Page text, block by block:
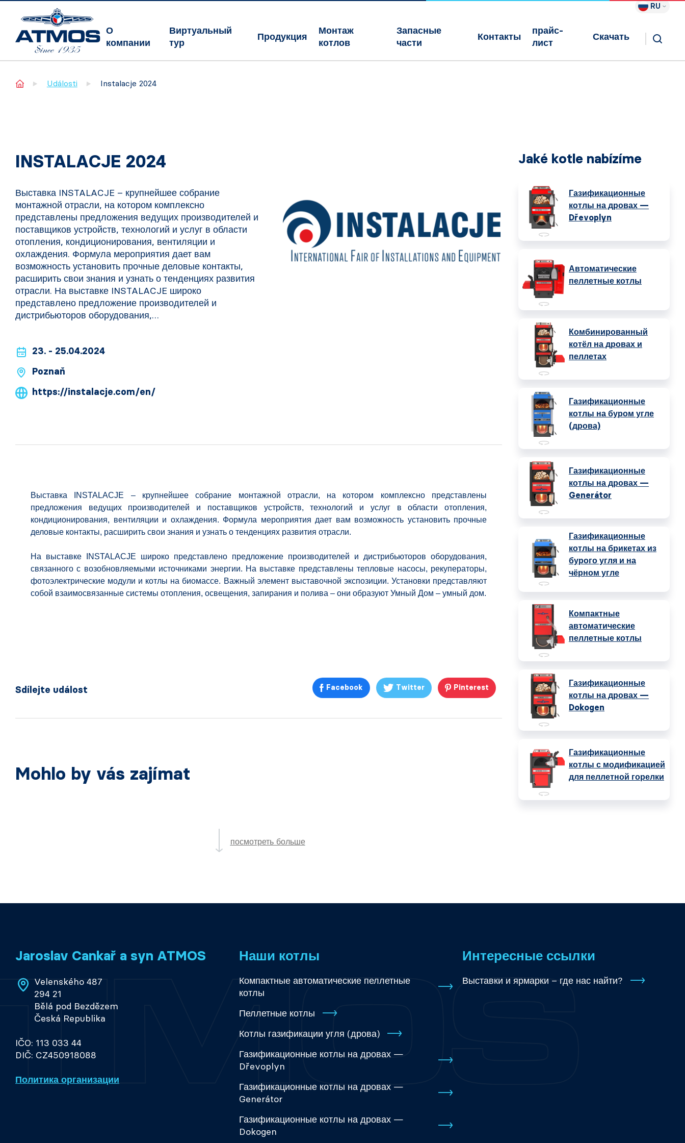
RU
О
компании
Виртуальный
тур
Продукция
Монтаж
котлов
Запасные
части
Контакты
прайс-
лист
Скачать
Home Události Instalacje 2024
INSTALACJE 2024
Выставка INSTALACJE – крупнейшее собрание
монтажной отрасли, на котором комплексно
представлены предложения ведущих производителей и
поставщиков устройств, технологий и услуг в области
отопления, кондиционирования, вентиляции и
охлаждения. Формула мероприятия дает вам
возможность установить прочные деловые контакты,
расширить свои знания и узнать о тенденциях развития
отрасли. На выставке INSTALACJE широко
представлено предложение производителей и
дистрибьюторов оборудования,…
23. - 25.04.2024
Poznaň
https://instalacje.com/en/
Выставка INSTALACJE – крупнейшее собрание монтажной отрасли, на котором комплексно представлены
предложения ведущих производителей и поставщиков устройств, технологий и услуг в области отопления,
кондиционирования, вентиляции и охлаждения. Формула мероприятия дает вам возможность установить прочные
деловые контакты, расширить свои знания и узнать о тенденциях развития отрасли.
На выставке INSTALACJE широко представлено предложение производителей и дистрибьюторов оборудования,
связанного с возобновляемыми источниками энергии. На выставке представлены тепловые насосы, рекуператоры,
фотоэлектрические модули и котлы на биомассе. Важный элемент выставочной экспозиции. Установки представляют
собой взаимосвязанные системы отопления, освещения, запирания и полива – они образуют Умный Дом – умный дом.
Sdílejte událost Facebook Twitter Pinterest
Mohlo by vás zajímat
посмотреть больше
Jaké kotle nabízíme
Газификационные
котлы на дровах —
Dřevoplyn
Автоматические
пеллетные котлы
Комбинированный
котёл на дровах и
пеллетах
Газификационные
котлы на буром угле
(дрова)
Газификационные
котлы на дровах —
Generátor
Газификационные
котлы на брикетах из
бурого угля и на
чёрном угле
Компактные
автоматические
пеллетные котлы
Газификационные
котлы на дровах —
Dokogen
Газификационные
котлы с модификацией
для пеллетной горелки
Jaroslav Cankař a syn ATMOS
Velenského 487
294 21
Bělá pod Bezdězem
Česká Republika
IČO: 113 033 44
DIČ: CZ450918088
Политика организации
Наши котлы
Компактные автоматические пеллетные
котлы
Пеллетные котлы
Котлы газификации угля (дрова)
Газификационные котлы на дровах —
Dřevoplyn
Газификационные котлы на дровах —
Generátor
Газификационные котлы на дровах —
Dokogen
Интересные ссылки
Выставки и ярмарки – где нас найти?